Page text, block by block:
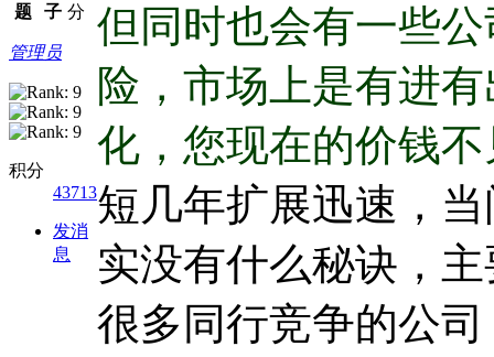
题
子 分
管理员
积分
43713
发消
息
但同时也会有一些
险，市场上是有进
化，您现在的价钱
短几年扩展迅速，
实没有什么秘诀，
很多同行竞争的公